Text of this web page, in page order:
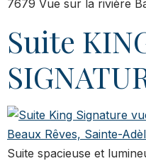
7679 Vue sur la rivière
Suite
Suite spacieuse et